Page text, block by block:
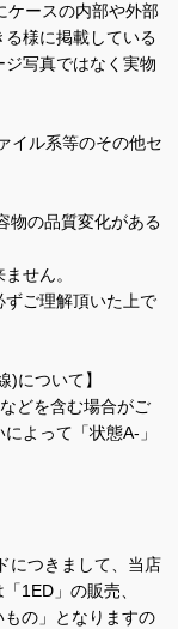
ケースの内部や外部
様に掲載している
写真ではなく実物
イル系等のその他セ
物の品質変化がある
せん。
ご理解頂いた上で
)について】
どを含む場合がご
よって「状態A-」
につきまして、当店
1ED」の販売、
もの」となりますの